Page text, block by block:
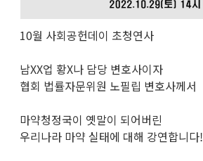
10월 사회공헌데이 초청연사
남XX업 황X나 담당 변호사이자
협회 법률자문위원 노필립 변호사께서
마약청정국이 옛말이 되어버린
우리나라 마약 실태에 대해 강연합니다!